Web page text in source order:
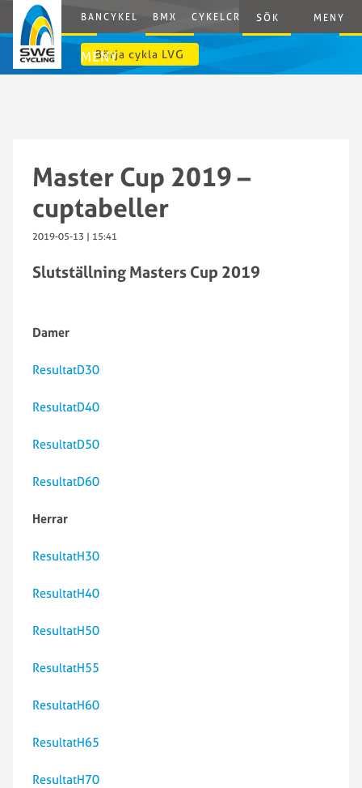
BANCYKEL BMX CYKELCROSS E-CYCLING
SÖK MENY
MENY
Börja cykla LVG
Master Cup 2019 –
cuptabeller
2019-05-13 | 15:41
Slutställning Masters Cup 2019
Damer
ResultatD30
ResultatD40
ResultatD50
ResultatD60
Herrar
ResultatH30
ResultatH40
ResultatH50
ResultatH55
ResultatH60
ResultatH65
ResultatH70